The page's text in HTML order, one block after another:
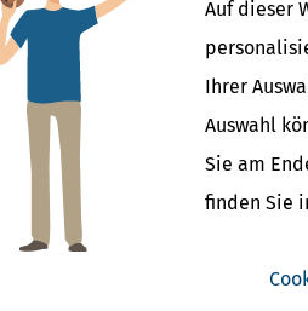
Auf dieser
Ihrer
Auswahl
Sie am
finden Sie
bleiben unverändert. So
usw. geltend gemacht
stehen über die
verlängerten Förderzeitraum April bis
richtet sich weiterhin an die
Überbrückungshilfe IV profitieren.
Beschäftigte in den
antragsberechtigt sein.
wird als Vorschuss ausgezahlt
Grundsicherung angerechnet.